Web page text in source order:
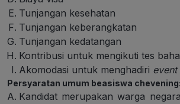
Tunjangan kesehatan
Tunjangan keberangkatan
Tunjangan kedatangan
Kontribusi untuk mengikuti tes
Akomodasi untuk menghadiri event
Persyaratan umum beasiswa chevening:
Kandidat merupakan warga